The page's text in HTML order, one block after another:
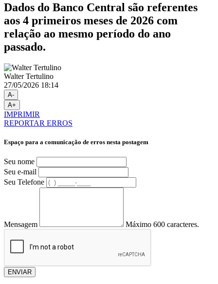
Dados do Banco Central são referentes
aos 4 primeiros meses de 2026 com
relação ao mesmo período do ano
passado.
Walter Tertulino
27/05/2026 18:14
A-
A+
IMPRIMIR
REPORTAR ERROS
Espaço para a comunicação de erros nesta postagem
Seu nome
Seu e-mail
Seu Telefone
Mensagem Máximo 600 caracteres.
ENVIAR